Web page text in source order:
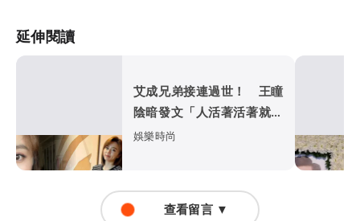
延伸閱讀
艾成兄弟接連過世！ 王瞳
陰暗發文「人活著活著就死
了」：要好好預備死亡
娛樂時尚
查看留言 ▼